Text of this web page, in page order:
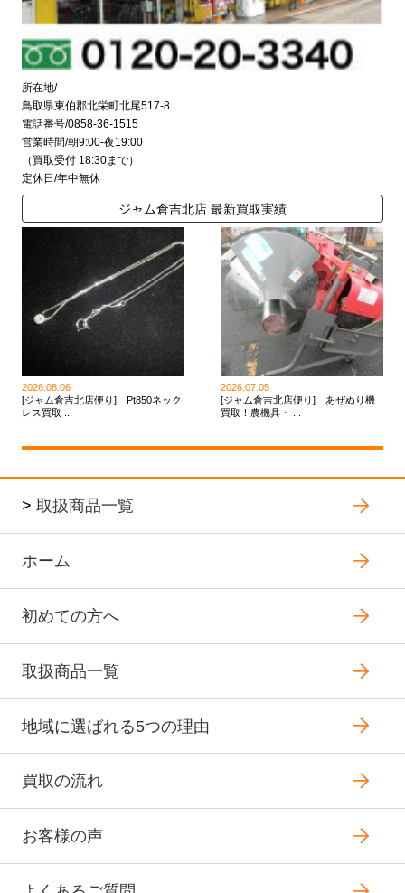
所在地/
鳥取県東伯郡北栄町北尾517-8
電話番号/0858-36-1515
営業時間/朝9:00-夜19:00
（買取受付 18:30まで）
定休日/年中無休
ジャム倉吉北店 最新買取実績
2026.08.06
[ジャム倉吉北店便り] Pt850ネック
レス買取 ...
2026.07.05
[ジャム倉吉北店便り] あぜぬり機
買取！農機具・ ...
> 取扱商品一覧
ホーム
初めての方へ
取扱商品一覧
地域に選ばれる5つの理由
買取の流れ
お客様の声